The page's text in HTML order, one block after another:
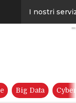
I nostri
Big Data